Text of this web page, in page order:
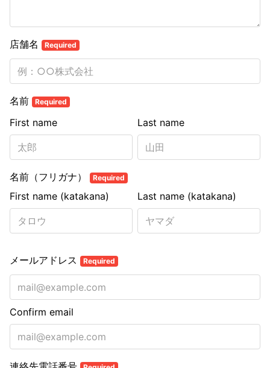
店舗名 Required
名前 Required
Last name
First name
名前（フリガナ） Required
Last name (katakana)
First name (katakana)
メールアドレス Required
Confirm email